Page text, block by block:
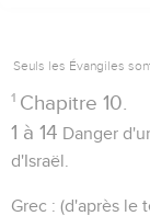
Seuls les Évangiles
1 Chapitre 10.
1 à 14 Danger
d'Israël.
Grec : (d'après le